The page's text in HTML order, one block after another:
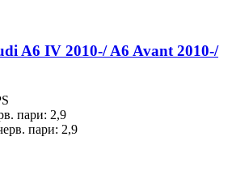
A6 IV 2010-/ A6 Avant 2010-/
пари: 2,9
пари: 2,9